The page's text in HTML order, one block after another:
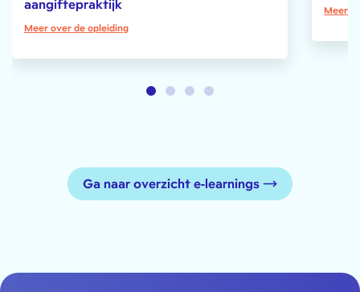
aangiftepraktijk
Meer over de opleiding
Meer
Ga naar overzicht e-learnings